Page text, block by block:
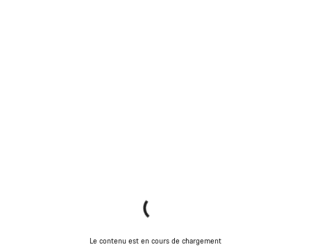
Le contenu est en cours de chargement